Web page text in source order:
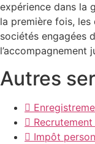
expérience dans la
la première fois, les
sociétés engagées
l’accompagnement
Autres
Impôt